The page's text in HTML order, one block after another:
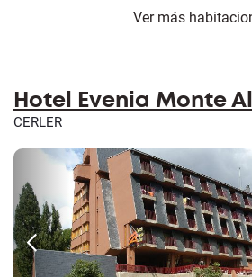
Ver más
Hotel Evenia Monte
CERLER